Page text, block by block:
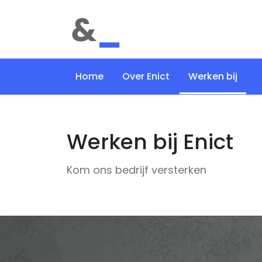
Home Over Enict Werken bij
Werken bij Enict
Kom ons bedrijf versterken